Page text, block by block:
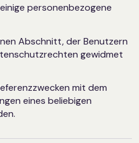
personenbezogene
Abschnitt, der Benutzern
gewidmet
mit dem
eines beliebigen